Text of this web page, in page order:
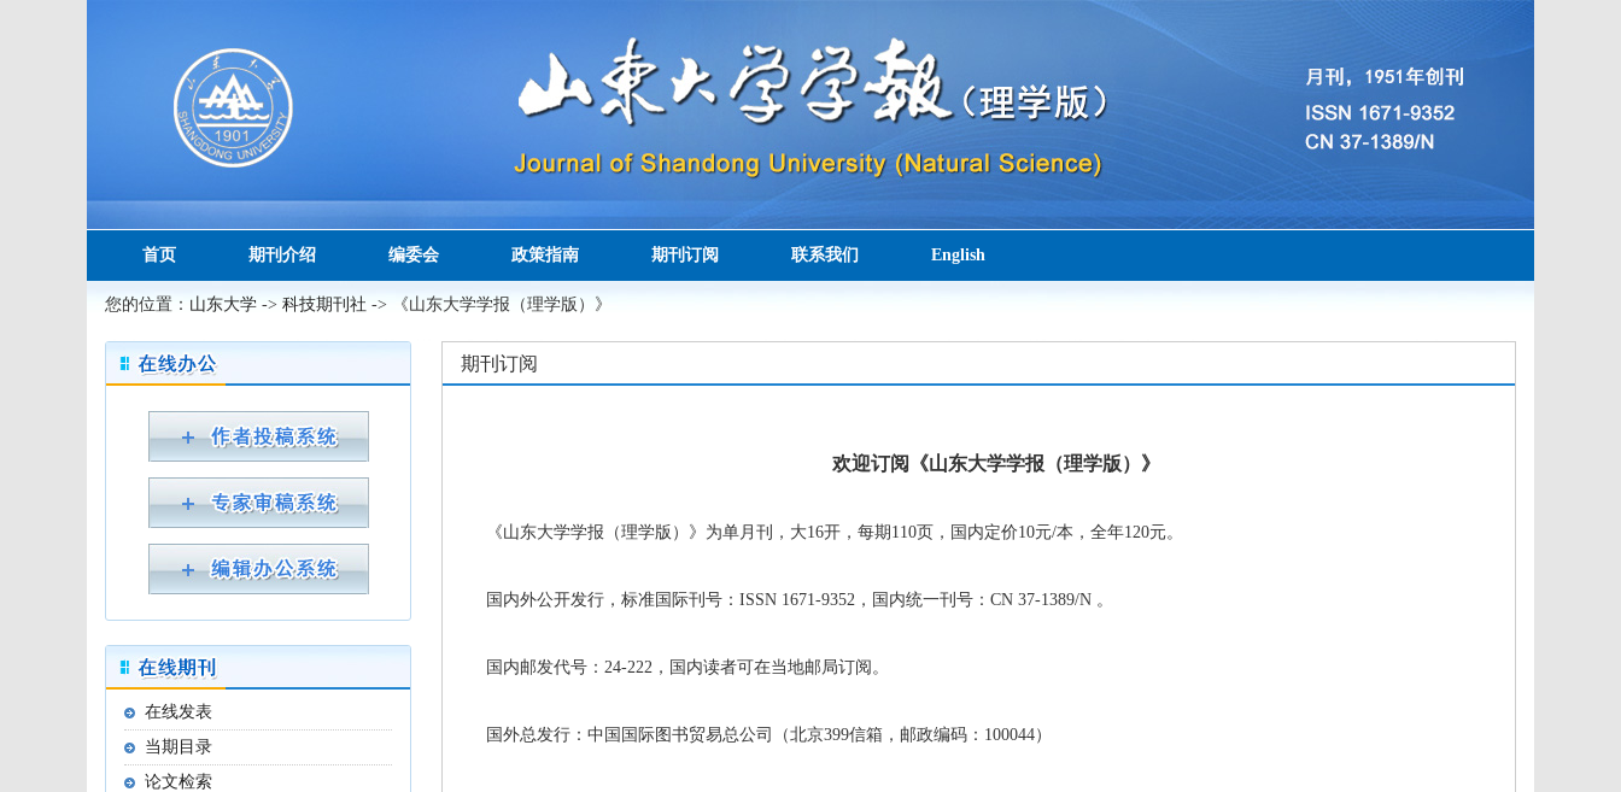
首页 期刊介绍 编委会 政策指南 期刊订阅 联系我们 English
您的位置： 山东大学 -> 科技期刊社 -> 《山东大学学报（理学版）》
在线发表
当期目录
论文检索
期刊订阅
欢迎订阅《山东大学学报（理学版）》
《山东大学学报（理学版）》为单月刊，大16开，每期110页，国内定价10元/本，全年120元。
国内外公开发行，标准国际刊号：ISSN 1671-9352，国内统一刊号：CN 37-1389/N 。
国内邮发代号：24-222，国内读者可在当地邮局订阅。
国外总发行：中国国际图书贸易总公司（北京399信箱，邮政编码：100044）